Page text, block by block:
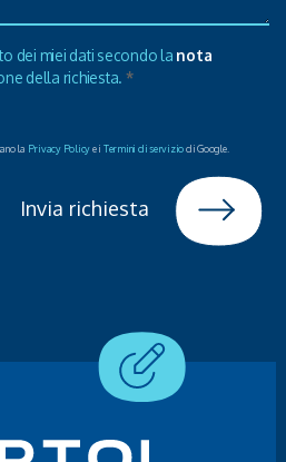
dei miei dati secondo la nota
della richiesta. *
la Privacy Policye i Termini di serviziodi Google.
Invia richiesta